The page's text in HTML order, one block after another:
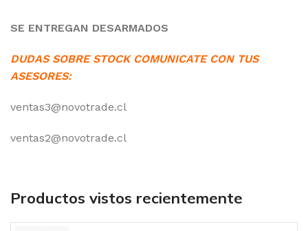
SE ENTREGAN DESARMADOS
DUDAS SOBRE STOCK COMUNICATE CON TUS
ASESORES:
ventas3@novotrade.cl
ventas2@novotrade.cl
Productos vistos recientemente